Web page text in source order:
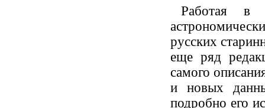
Работая в
русских
еще ряд
самого
и новых
подробно его